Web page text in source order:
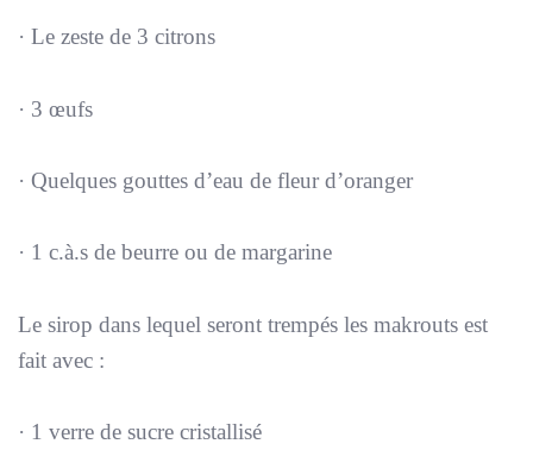
· Le zeste de 3 citrons
· 3 œufs
· Quelques gouttes d’eau de fleur d’oranger
· 1 c.à.s de beurre ou de margarine
Le sirop dans lequel seront trempés les makrouts est
fait avec :
· 1 verre de sucre cristallisé